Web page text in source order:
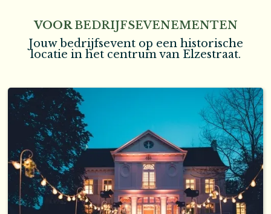
VOORBEDRIJFSEVENEMENTEN
Jouw bedrijfsevent op een historische
locatie in het centrum van Elzestraat.